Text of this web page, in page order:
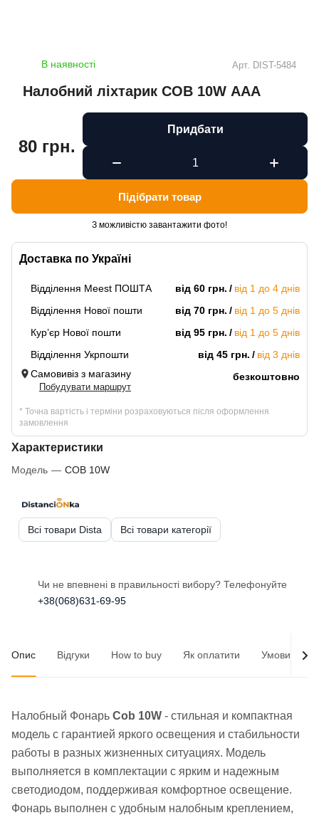
В наявності Арт. DIST-5484
Налобний ліхтарик COB 10W ААА
Доставка по Україні
Відділення Meest ПОШТА від 60 грн.
від 1 до 4 днів
Відділення Нової пошти
від 70 грн.
від 1 до 5 днів
Кур’єр Нової пошти
від 95 грн.
від 1 до 5 днів
Відділення Укрпошти
від 45 грн.
від 3 днів
Самовивіз з магазину
Побудувати маршрут
безкоштовно
* Точна вартість і терміни розраховуються після оформлення
замовлення
Характеристики
Модель — COB 10W
80 грн.
Придбати
Підібрати товар
З можливістю завантажити фото!
Всі товари Dista Всі товари категорії
Чи не впевнені в правильності вибору? Телефонуйте
+38(068)631-69-95
Опис Відгуки How to buy Як оплатити Умови
Налобный Фонарь Cob 10W - стильная и компактная
модель с гарантией яркого освещения и стабильности
работы в разных жизненных ситуациях. Модель
выполняется в комплектации с ярким и надежным
светодиодом, поддерживая комфортное освещение.
Фонарь выполнен с удобным налобным креплением,